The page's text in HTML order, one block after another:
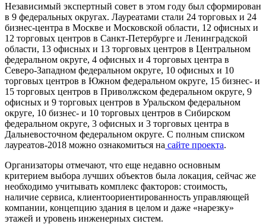
Независимый экспертный совет в этом году был сформирован
в 9 федеральных округах. Лауреатами стали 24 торговых и 24
бизнес-центра в Москве и Московской области, 12 офисных и
12 торговых центров в Санкт-Петербурге и Ленинградской
области, 13 офисных и 13 торговых центров в Центральном
федеральном округе, 4 офисных и 4 торговых центра в
Северо-Западном федеральном округе, 10 офисных и 10
торговых центров в Южном федеральном округе, 15 бизнес- и
15 торговых центров в Приволжском федеральном округе, 9
офисных и 9 торговых центров в Уральском федеральном
округе, 10 бизнес- и 10 торговых центров в Сибирском
федеральном округе, 3 офисных и 3 торговых центра в
Дальневосточном федеральном округе. С полным списком
лауреатов-2018 можно ознакомиться на сайте проекта.
Организаторы отмечают, что еще недавно основным
критерием выбора лучших объектов была локация, сейчас же
необходимо учитывать комплекс факторов: стоимость,
наличие сервиса, клиентоориентированность управляющей
компании, концепцию здания в целом и даже «нарезку»
этажей и уровень инженерных систем.